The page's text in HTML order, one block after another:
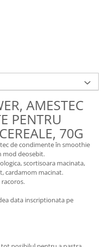
AMESTEC
PENTRU
70G
de condimente în smoothie
mod deosebit.
scortisoara macinata,
cardamom macinat.
racoros.
data inscriptionata pe